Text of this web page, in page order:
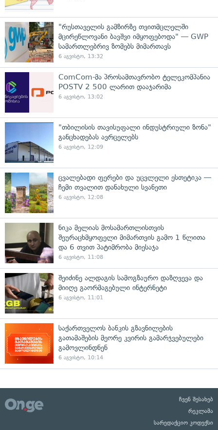
"რუსთაველის გამზირზე თვითმცლელში
მცირეწლოვანი ბავშვი იმყოფებოდა" — GWP
სამართლებრივ ზომებს მიმართავს
6 აგვისტო, 13:32
ComCom-მა პროსამთავრობო ტელეკომპანია
POSTV 2 500 ლარით დააჯარიმა
6 აგვისტო, 13:02
"თბილისის თავისუფალი ინდუსტრიული ზონა"
განცხადებას ავრცელებს
6 აგვისტო, 12:09
ცვალებადი ფერები და უცვლელი ესთეტიკა —
ჩემი თვალით დანახული სვანეთი
6 აგვისტო, 12:08
ნიკა მელიას მოსამართლისთვის
შეურაცხმყოფელი მიმართვის გამო 1 წლითა
და 6 თვით პატიმრობა მიესაჯა
6 აგვისტო, 11:08
შეიძინე ალდაგის სამოგზაურო დაზღვევა და
მიიღე გაორმაგებული ინტერნეტი
6 აგვისტო, 11:01
საქართველოს ბანკის გზავნილების
გათამაშების მეორე კვირის გამარჯვებულები
გამოვლინდნენ
6 აგვისტო, 10:14
ჩვენ შესახებ
რეკლამა
სარედაქციო კოდექსი